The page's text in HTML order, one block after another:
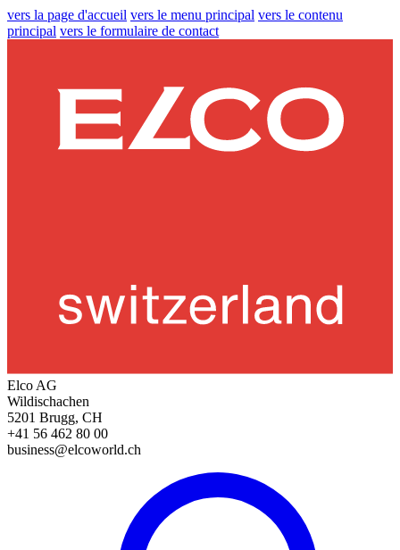
vers la page d'accueil vers le menu principal vers le contenu
principal vers le formulaire de contact
Elco AG
Wildischachen
5201 Brugg, CH
+41 56 462 80 00
business@elcoworld.ch